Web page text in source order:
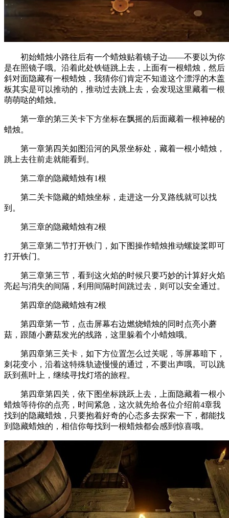
初始蜡烛小路往后有一个蜡烛贴着镜子边——不要以为你
是在照镜子哦。沿着此处铁链跳上去，上面有一根蜡烛，然后
斜对面隐藏有一根蜡烛，我猜你们肯定不知道这个漂浮的木盖
板其实是可以推动的，推动过去跳上去，会发现这里藏着一根
萌萌哒的蜡烛。
第一章的第三关卡下方坐标在飘摇的后面藏着一根神秘的
蜡烛。
第一章第四关如图沿河的风景坐标处，藏着一根小蜡烛，
跳上去往前走就能看到。
第二章的隐藏蜡烛有1根
第二关卡隐藏的蜡烛坐标，走进这一分叉路线就可以找
到。
第三章的隐藏蜡烛有2根
第三章第二节打开铁门，如下图操作蜡烛推动螺旋桨即可
打开铁门。
第三章第三节，看到这火焰的时候只要巧妙的计算好火焰
亮起与消失的间隔，利用间隔时间跳过去，则可以安全通过。
第四章的隐藏蜡烛有2根
第四章第一节，点击屏幕右边燃烧蜡烛的同时点亮小蘑
菇，跟随小蘑菇发光的线路，这里躲着个小蜡烛哦。
第四章第三关卡，如下方位置怎么过关呢，等屏幕暗下，
刺花变小，沿着这特殊轨迹慢慢的通过，不要出声哦。可以跳
跃到蕉叶上，继续寻找灯塔的旅程。
第四章第四关，依下图坐标跳跃上去，上面隐藏着一根小
蜡烛等待你的点亮，时间紧急，这次就先给各位介绍前4章我
找到的隐藏蜡烛，只要抱着好奇的心态多去探索一下，都能找
到隐藏蜡烛的，相信你每找到一根蜡烛都会感到惊喜哦。